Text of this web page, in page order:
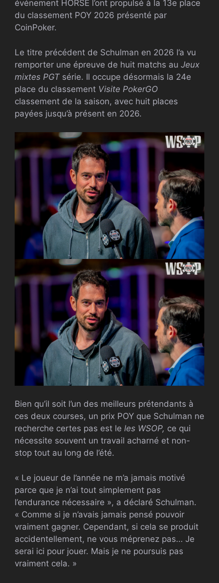
événement HORSE l’ont propulsé à la 13e place
du classement POY 2026 présenté par
CoinPoker.
Le titre précédent de Schulman en 2026 l’a vu
remporter une épreuve de huit matchs au Jeux
mixtes PGTsérie. Il occupe désormais la 24e
place du classement Visite PokerGO
classement de la saison, avec huit places
payées jusqu’à présent en 2026.
Bien qu’il soit l’un des meilleurs prétendants à
ces deux courses, un prix POY que Schulman ne
recherche certes pas est le les WSOP, ce qui
nécessite souvent un travail acharné et non-
stop tout au long de l’été.
« Le joueur de l’année ne m’a jamais motivé
parce que je n’ai tout simplement pas
l’endurance nécessaire », a déclaré Schulman.
« Comme si je n’avais jamais pensé pouvoir
vraiment gagner. Cependant, si cela se produit
accidentellement, ne vous méprenez pas… Je
serai ici pour jouer. Mais je ne poursuis pas
vraiment cela. »